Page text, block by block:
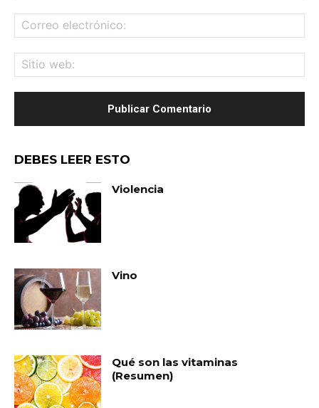
DEBES LEER ESTO
Violencia
Vino
Qué son las vitaminas
(Resumen)